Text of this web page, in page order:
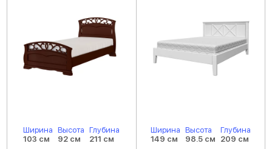
Ширина
103 см
Высота
92 см
Глубина
211 см
Ширина
149 см
Высота
98.5 см
Глубина
209 см